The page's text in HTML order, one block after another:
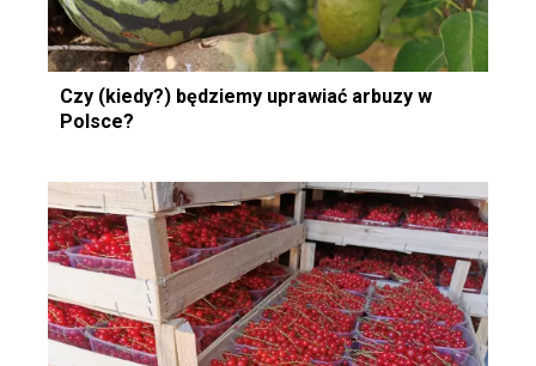
Czy (kiedy?) będziemy uprawiać arbuzy w
Polsce?